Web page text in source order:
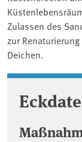
Zulassen des
zur
Deichen.